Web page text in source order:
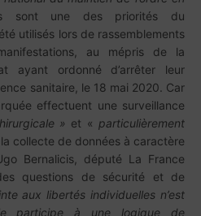
sont une des priorités du
utilisés lors de rassemblements
au mépris de la
ayant ordonné d’arrêter leur
sanitaire, le 18 mai 2020. Car
effectuent une surveillance
» et « particulièrement
collecte de données à caractère
Bernalicis, député La France
questions de sécurité et de
aux libertés individuelles n’est
participe à une logique de